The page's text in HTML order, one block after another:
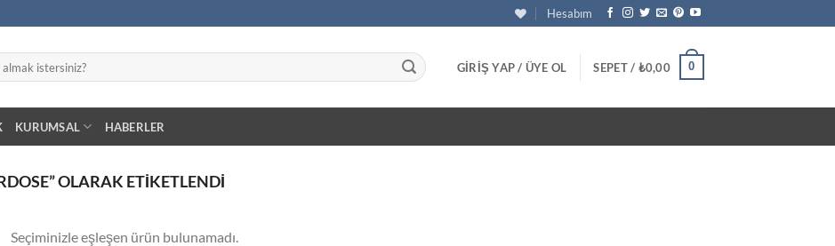
Hesabım
GIRIŞ YAP / ÜYE OL SEPET / ₺0,00 0
KURUMSAL HABERLER
OLARAK ETIKETLENDI
Seçiminizle eşleşen ürün bulunamadı.